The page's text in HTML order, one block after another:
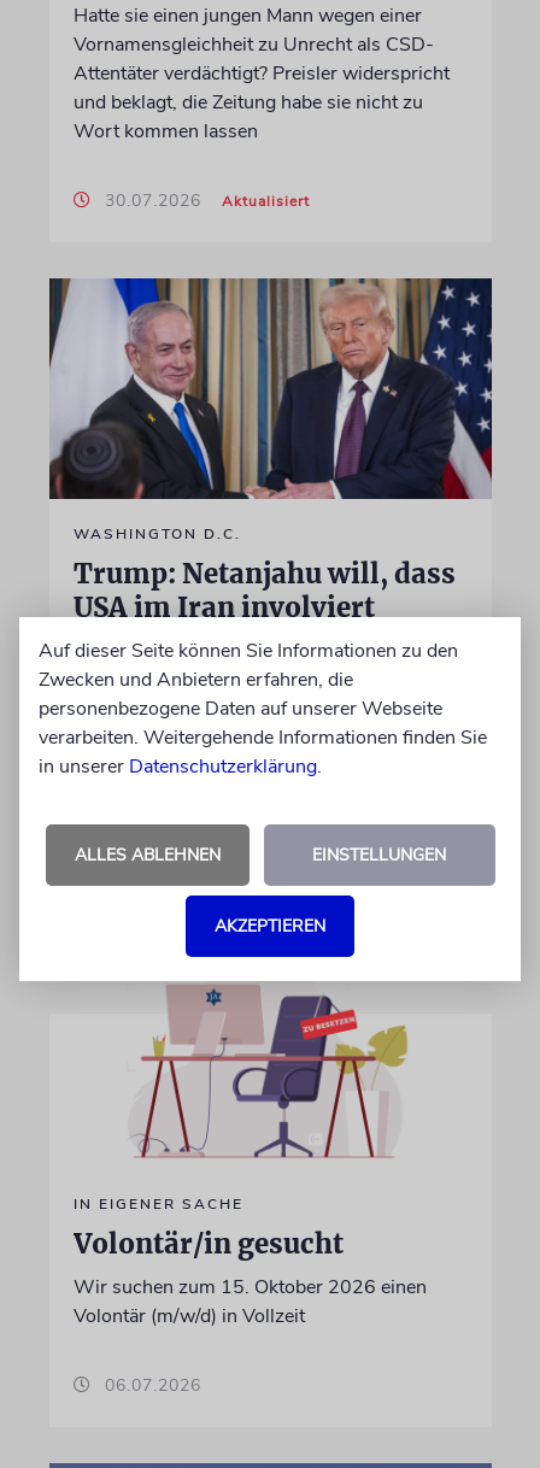
Hatte sie einen jungen Mann wegen einer
Vornamensgleichheit zu Unrecht als CSD-
Attentäter verdächtigt? Preisler widerspricht
und beklagt, die Zeitung habe sie nicht zu
Wort kommen lassen
30.07.2026 Aktualisiert
WASHINGTON D.C.
Trump: Netanjahu will, dass
USA im Iran involviert
bleiben
Unterschiedliche Interessen Israels und der
USA sind im Iran-Krieg mehrfach zutage
getreten. Kurz vor seinem Treffen mit
Netanjahu deutet Trump an, dass die
IN EIGENER SACHE
Volontär/in gesucht
Wir suchen zum 15. Oktober 2026 einen
Volontär (m/w/d) in Vollzeit
06.07.2026
Auf dieser Seite können Sie Informationen zu den
Zwecken und Anbietern erfahren, die
personenbezogene Daten auf unserer Webseite
verarbeiten. Weitergehende Informationen finden Sie
in unserer Datenschutzerklärung.
ALLES ABLEHNEN EINSTELLUNGEN
AKZEPTIEREN